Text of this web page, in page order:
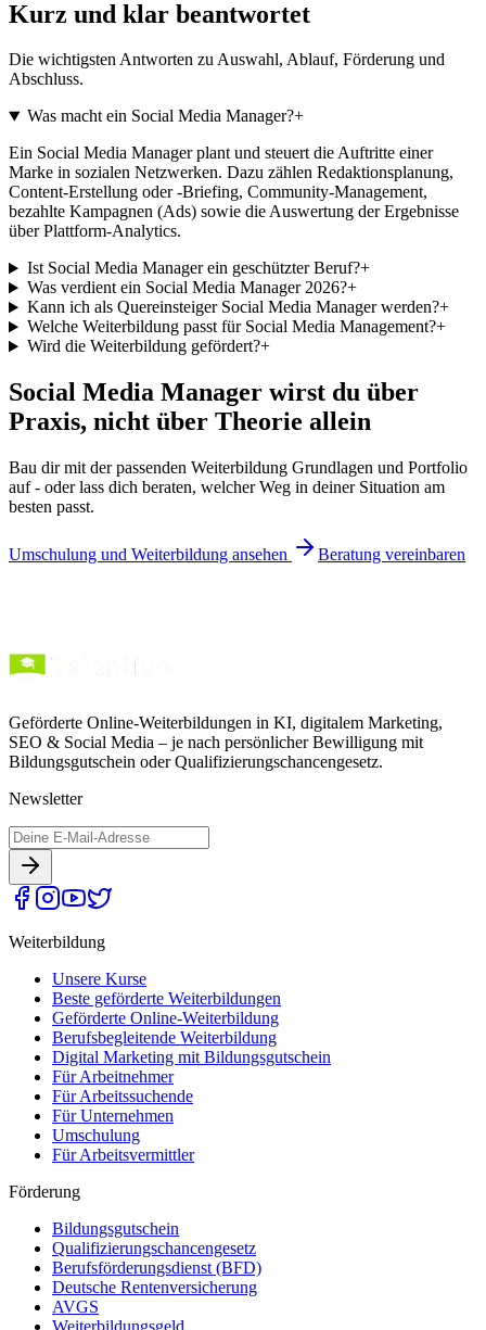
Kurz und klar beantwortet
Die wichtigsten Antworten zu Auswahl, Ablauf, Förderung und
Abschluss.
Was macht ein Social Media Manager?+
Ein Social Media Manager plant und steuert die Auftritte einer
Marke in sozialen Netzwerken. Dazu zählen Redaktionsplanung,
Content-Erstellung oder -Briefing, Community-Management,
bezahlte Kampagnen (Ads) sowie die Auswertung der Ergebnisse
über Plattform-Analytics.
Ist Social Media Manager ein geschützter Beruf?+
Was verdient ein Social Media Manager 2026?+
Kann ich als Quereinsteiger Social Media Manager werden?+
Welche Weiterbildung passt für Social Media Management?+
Wird die Weiterbildung gefördert?+
Social Media Manager wirst du über
Praxis, nicht über Theorie allein
Bau dir mit der passenden Weiterbildung Grundlagen und Portfolio
auf - oder lass dich beraten, welcher Weg in deiner Situation am
besten passt.
Umschulung und Weiterbildung ansehen Beratung vereinbaren
Geförderte Online-Weiterbildungen in KI, digitalem Marketing,
SEO & Social Media – je nach persönlicher Bewilligung mit
Bildungsgutschein oder Qualifizierungschancengesetz.
Newsletter
Weiterbildung
Unsere Kurse
Beste geförderte Weiterbildungen
Geförderte Online-Weiterbildung
Berufsbegleitende Weiterbildung
Digital Marketing mit Bildungsgutschein
Für Arbeitnehmer
Für Arbeitssuchende
Für Unternehmen
Umschulung
Für Arbeitsvermittler
Förderung
Bildungsgutschein
Qualifizierungschancengesetz
Berufsförderungsdienst (BFD)
Deutsche Rentenversicherung
AVGS